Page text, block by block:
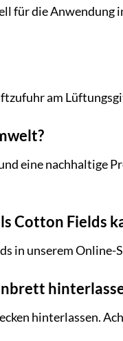
für die Anwendung
am
eine nachhaltige
Cotton Fields
in unserem Online-
hinterlassen.